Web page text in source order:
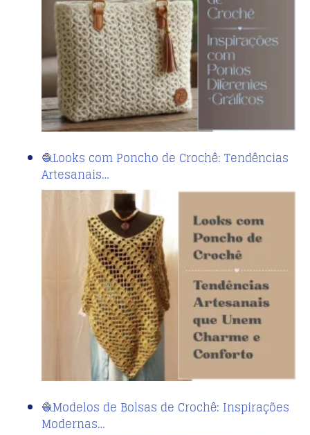
🧶Looks com Poncho de Crochê: Tendências
Artesanais…
🧶Modelos de Bolsas de Crochê: Inspirações
Modernas…